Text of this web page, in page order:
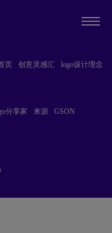
页 创意灵感汇
logo设计理念
分享家 来源 GSON